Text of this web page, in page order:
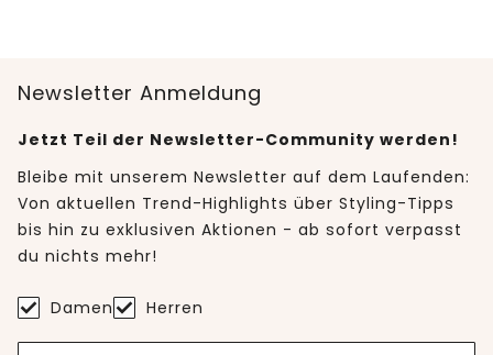
Newsletter Anmeldung
Jetzt Teil der Newsletter-Community werden!
Bleibe mit unserem Newsletter auf dem Laufenden:
Von aktuellen Trend-Highlights über Styling-Tipps
bis hin zu exklusiven Aktionen - ab sofort verpasst
du nichts mehr!
Damen Herren